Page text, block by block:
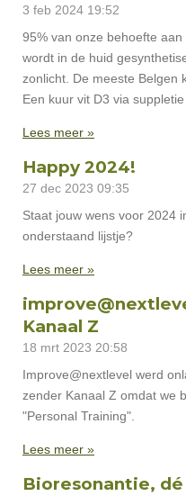
3 feb 2024 19:52
95% van onze behoefte aan
wordt in de huid
zonlicht. De meeste Belgen
Een kuur vit D3 via
Lees meer »
Happy 2024!
27 dec 2023 09:35
Staat jouw wens voor 2024
onderstaand lijstje?
Lees meer »
Kanaal Z
18 mrt 2023 20:58
Improve@nextlevel werd
zender Kanaal Z omdat we
"Personal Training".
Lees meer »
Bioresonantie, dé